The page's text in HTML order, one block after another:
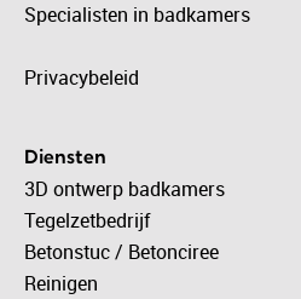
Specialisten in badkamers
Privacybeleid
Diensten
3D ontwerp badkamers
Tegelzetbedrijf
Betonstuc / Betonciree
Reinigen